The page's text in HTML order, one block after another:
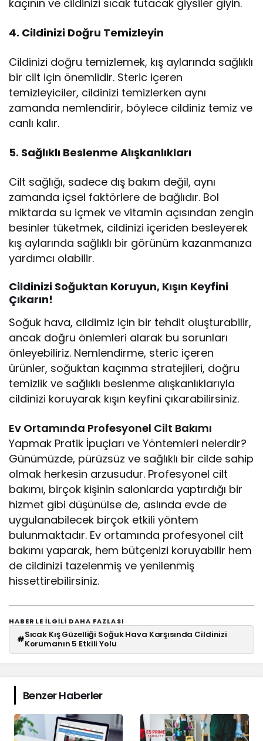
kaçının ve cildinizi sıcak tutacak giysiler giyin.
4. Cildinizi Doğru Temizleyin
Cildinizi doğru temizlemek, kış aylarında sağlıklı
bir cilt için önemlidir. Steric içeren
temizleyiciler, cildinizi temizlerken aynı
zamanda nemlendirir, böylece cildiniz temiz ve
canlı kalır.
5. Sağlıklı Beslenme Alışkanlıkları
Cilt sağlığı, sadece dış bakım değil, aynı
zamanda içsel faktörlere de bağlıdır. Bol
miktarda su içmek ve vitamin açısından zengin
besinler tüketmek, cildinizi içeriden besleyerek
kış aylarında sağlıklı bir görünüm kazanmanıza
yardımcı olabilir.
Cildinizi Soğuktan Koruyun, Kışın Keyfini
Çıkarın!
Soğuk hava, cildimiz için bir tehdit oluşturabilir,
ancak doğru önlemleri alarak bu sorunları
önleyebiliriz. Nemlendirme, steric içeren
ürünler, soğuktan kaçınma stratejileri, doğru
temizlik ve sağlıklı beslenme alışkanlıklarıyla
cildinizi koruyarak kışın keyfini çıkarabilirsiniz.
Ev Ortamında Profesyonel Cilt Bakımı
Yapmak Pratik İpuçları ve Yöntemleri nelerdir?
Günümüzde, pürüzsüz ve sağlıklı bir cilde sahip
olmak herkesin arzusudur. Profesyonel cilt
bakımı, birçok kişinin salonlarda yaptırdığı bir
hizmet gibi düşünülse de, aslında evde de
uygulanabilecek birçok etkili yöntem
bulunmaktadır. Ev ortamında profesyonel cilt
bakımı yaparak, hem bütçenizi koruyabilir hem
de cildinizi tazelenmiş ve yenilenmiş
hissettirebilirsiniz.
HABERLE ILGILI DAHA FAZLASI
#Sıcak Kış Güzelliği Soğuk Hava Karşısında Cildinizi
Korumanın 5 Etkili Yolu
Benzer Haberler